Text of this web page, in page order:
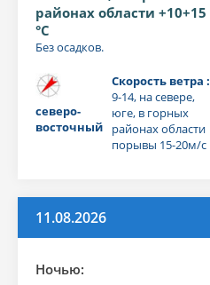
районах области +10+15
°C
Без осадков.
северо-
восточный
Скорость ветра :
9-14, на севере,
юге, в горных
районах области
порывы 15-20м/с
11.08.2026
Ночью: